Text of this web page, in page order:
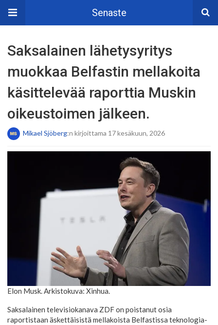
Senaste
Saksalainen lähetysyritys
muokkaa Belfastin mellakoita
käsittelevää raporttia Muskin
oikeustoimen jälkeen.
Mikael Sjöberg:n kirjoittama 17 kesäkuun, 2026
Elon Musk. Arkistokuva: Xinhua.
Saksalainen televisiokanava ZDF on poistanut osia
raportistaan äskettäisistä mellakoista Belfastissa teknologia-